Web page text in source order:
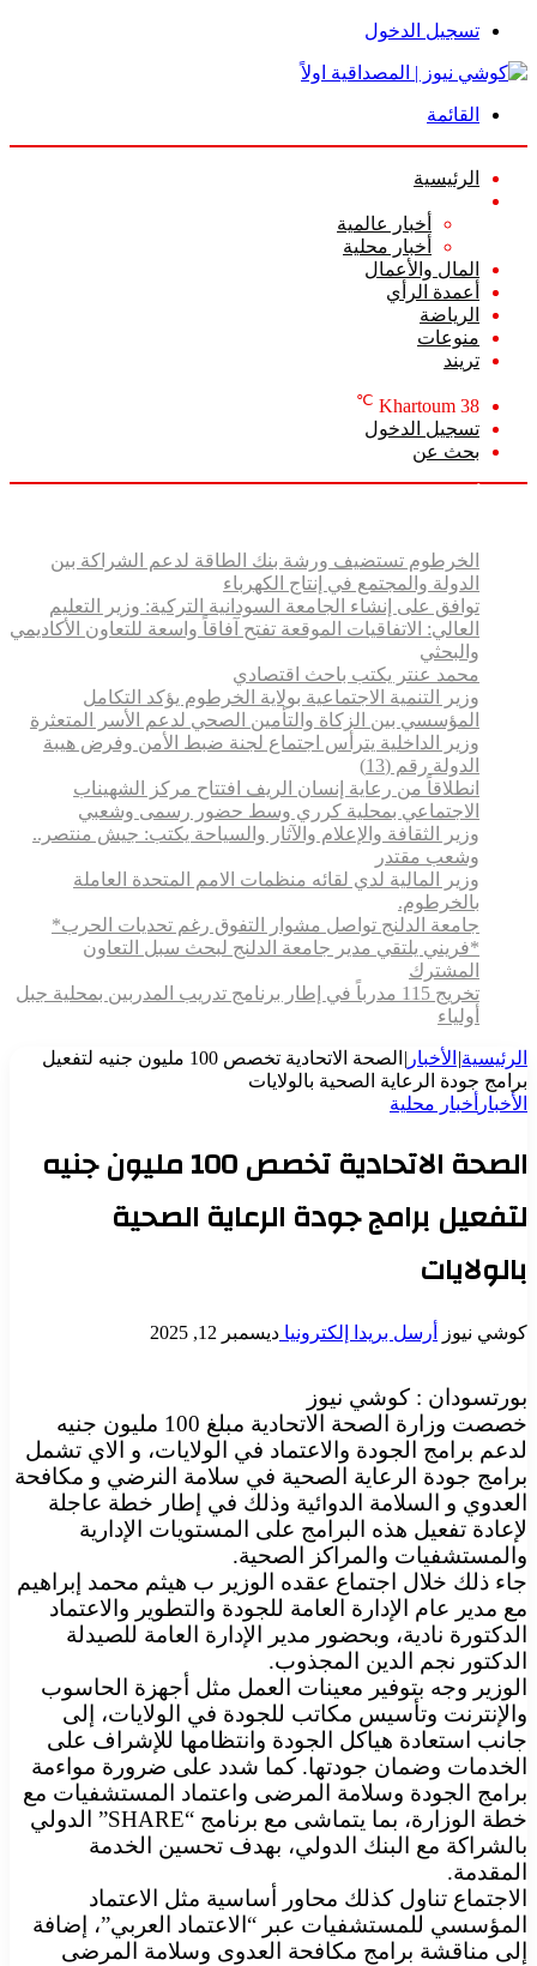
تسجيل الدخول
القائمة
الرئيسية
أخبار عالمية
أخبار محلية
المال والأعمال
أعمدة الرأي
الرياضة
منوعات
تريند
Khartoum 38
℃
تسجيل الدخول
بحث عن
الخرطوم تستضيف ورشة بنك الطاقة لدعم الشراكة بين
الدولة والمجتمع في إنتاج الكهرباء
توافق على إنشاء الجامعة السودانية التركية: وزير التعليم
العالي: الاتفاقيات الموقعة تفتح آفاقاً واسعة للتعاون الأكاديمي
والبحثي
محمد عنتر يكتب باحث اقتصادي
وزير التنمية الاجتماعية بولاية الخرطوم يؤكد التكامل
المؤسسي بين الزكاة والتأمين الصحي لدعم الأسر المتعثرة
وزير الداخلية يترأس اجتماع لجنة ضبط الأمن وفرض هيبة
الدولة رقم (13)
انطلاقاً من رعاية إنسان الريف افتتاح مركز الشهيناب
الاجتماعي بمحلية كرري وسط حضور رسمى وشعبي
وزير الثقافة والإعلام والآثار والسياحة يكتب: جيش منتصر..
وشعب مقتدر
وزير المالية لدي لقائه منظمات الامم المتحدة العاملة
بالخرطوم.
جامعة الدلنج تواصل مشوار التفوق رغم تحديات الحرب*
*فريني يلتقي مدير جامعة الدلنج لبحث سبل التعاون
المشترك
تخريج 115 مدرباً في إطار برنامج تدريب المدربين بمحلية جبل
أولياء
الرئيسية| الأخبار |
الصحة الاتحادية تخصص 100 مليون جنيه لتفعيل
برامج جودة الرعاية الصحية بالولايات
الأخبار أخبار محلية
الصحة الاتحادية تخصص 100 مليون جنيه
لتفعيل برامج جودة الرعاية الصحية
بالولايات
كوشي نيوز أرسل بريدا إلكترونيا ديسمبر 12, 2025
بورتسودان : كوشي نيوز
خصصت وزارة الصحة الاتحادية مبلغ 100 مليون جنيه
لدعم برامج الجودة والاعتماد في الولايات، و الاي تشمل
برامج جودة الرعاية الصحية في سلامة النرضي و مكافحة
العدوي و السلامة الدوائية وذلك في إطار خطة عاجلة
لإعادة تفعيل هذه البرامج على المستويات الإدارية
والمستشفيات والمراكز الصحية.
جاء ذلك خلال اجتماع عقده الوزير ب هيثم محمد إبراهيم
مع مدير عام الإدارة العامة للجودة والتطوير والاعتماد
الدكتورة نادية، وبحضور مدير الإدارة العامة للصيدلة
الدكتور نجم الدين المجذوب.
الوزير وجه بتوفير معينات العمل مثل أجهزة الحاسوب
والإنترنت وتأسيس مكاتب للجودة في الولايات، إلى
جانب استعادة هياكل الجودة وانتظامها للإشراف على
الخدمات وضمان جودتها. كما شدد على ضرورة مواءمة
برامج الجودة وسلامة المرضى واعتماد المستشفيات مع
خطة الوزارة، بما يتماشى مع برنامج “SHARE” الدولي
بالشراكة مع البنك الدولي، بهدف تحسين الخدمة
المقدمة.
الاجتماع تناول كذلك محاور أساسية مثل الاعتماد
المؤسسي للمستشفيات عبر “الاعتماد العربي”، إضافة
إلى مناقشة برامج مكافحة العدوى وسلامة المرضى